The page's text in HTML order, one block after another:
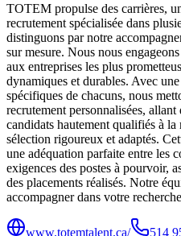
TOTEM propulse des carrières,
recrutement spécialisée dans
distinguons par notre
sur mesure. Nous nous
aux entreprises les plus
dynamiques et durables. Avec
spécifiques de chacuns, nous
recrutement personnalisées,
candidats hautement qualifiés à la
sélection rigoureux et adaptés.
une adéquation parfaite entre les
exigences des postes à pourvoir,
des placements réalisés. Notre
accompagner dans votre
www.totemtalent.ca/ 514